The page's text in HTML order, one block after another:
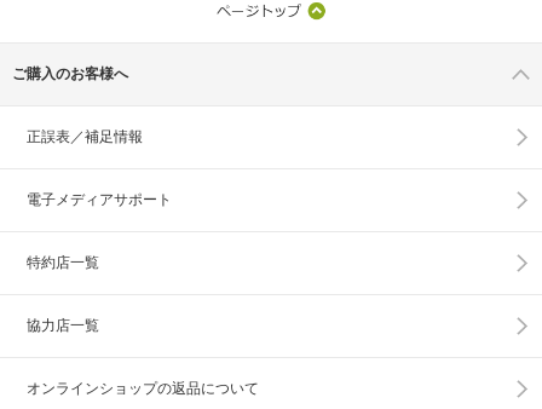
ご購入のお客様へ
正誤表／補足情報
電子メディアサポート
特約店一覧
協力店一覧
オンラインショップの返品について